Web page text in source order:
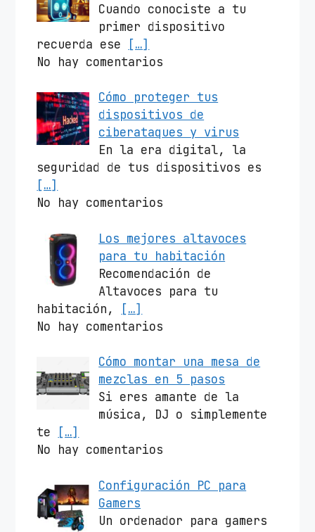
Cuando conociste a tu
primer dispositivo
recuerda ese
[…]
No hay comentarios
Cómo proteger tus
dispositivos de
ciberataques y virus
En la era digital, la
seguridad de tus dispositivos es
[…]
No hay comentarios
Los mejores altavoces
para tu habitación
Recomendación de
Altavoces para tu
habitación,
[…]
No hay comentarios
Cómo montar una mesa de
mezclas en 5 pasos
Si eres amante de la
música, DJ o simplemente
te
[…]
No hay comentarios
Configuración PC para
Gamers
Un ordenador para gamers